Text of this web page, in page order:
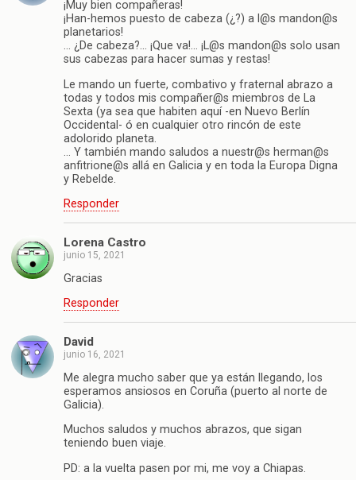
¡Muy bien compañeras!
¡Han-hemos puesto de cabeza (¿?) a l@s mandon@s
planetarios!
… ¿De cabeza?… ¡Que va!… ¡L@s mandon@s solo usan
sus cabezas para hacer sumas y restas!
Le mando un fuerte, combativo y fraternal abrazo a
todas y todos mis compañer@s miembros de La
Sexta (ya sea que habiten aquí -en Nuevo Berlín
Occidental- ó en cualquier otro rincón de este
adolorido planeta.
… Y también mando saludos a nuestr@s herman@s
anfitrione@s allá en Galicia y en toda la Europa Digna
y Rebelde.
Responder
Lorena Castro
junio 15, 2021
Gracias
Responder
David
junio 16, 2021
Me alegra mucho saber que ya están llegando, los
esperamos ansiosos en Coruña (puerto al norte de
Galicia).
Muchos saludos y muchos abrazos, que sigan
teniendo buen viaje.
PD: a la vuelta pasen por mi, me voy a Chiapas.